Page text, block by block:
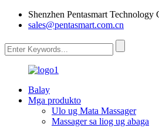
Shenzhen Pentasmart Technology
sales@pentasmart.com.cn
Balay
Mga produkto
Ulo ug Mata Massager
Massager sa liog ug abaga